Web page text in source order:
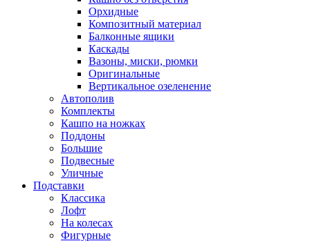
Орхидные
Композитный материал
Балконные ящики
Каскады
Вазоны, миски, рюмки
Оригинальные
Вертикальное озеленение
Автополив
Комплекты
Кашпо на ножках
Поддоны
Большие
Подвесные
Уличные
Подставки
Классика
Лофт
На колесах
Фигурные